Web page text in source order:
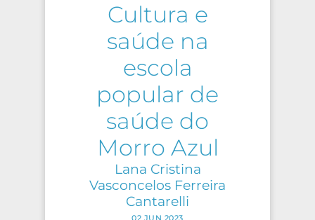
Cultura e
saúde na
escola
popular de
saúde do
Morro Azul
Lana Cristina
Vasconcelos Ferreira
Cantarelli